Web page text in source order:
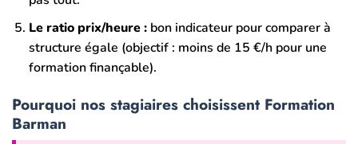
Le ratio prix/heure :bon indicateur pour comparer à
structure égale (objectif : moins de 15 €/h pour une
formation finançable).
Pourquoi nos stagiaires choisissent Formation
Barman